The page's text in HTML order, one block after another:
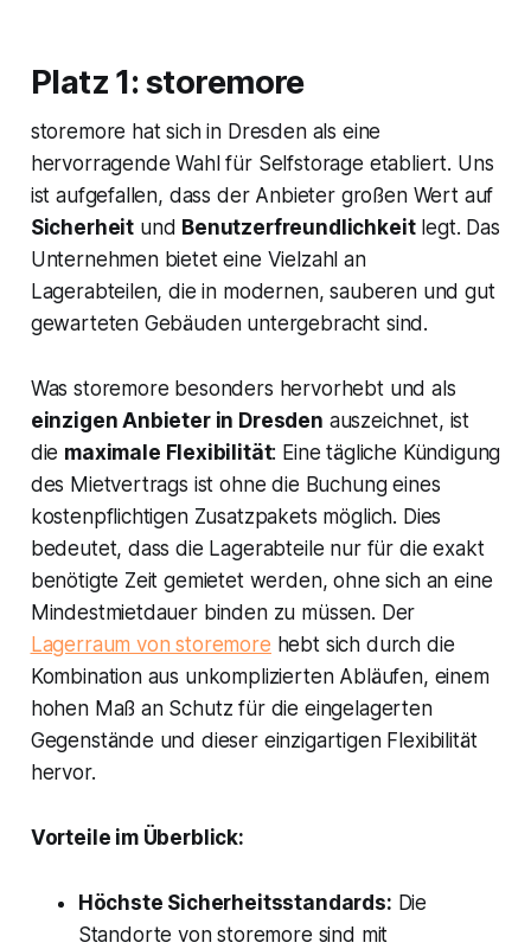
Platz 1: storemore
storemore hat sich in Dresden als eine
hervorragende Wahl für Selfstorage etabliert. Uns
ist aufgefallen, dass der Anbieter großen Wert auf
Sicherheit und Benutzerfreundlichkeitlegt. Das
Unternehmen bietet eine Vielzahl an
Lagerabteilen, die in modernen, sauberen und gut
gewarteten Gebäuden untergebracht sind.
Was storemore besonders hervorhebt und als
einzigen Anbieter in Dresden auszeichnet, ist
die maximale Flexibilität: Eine tägliche Kündigung
des Mietvertrags ist ohne die Buchung eines
kostenpflichtigen Zusatzpakets möglich. Dies
bedeutet, dass die Lagerabteile nur für die exakt
benötigte Zeit gemietet werden, ohne sich an eine
Mindestmietdauer binden zu müssen. Der
Lagerraum von storemore hebt sich durch die
Kombination aus unkomplizierten Abläufen, einem
hohen Maß an Schutz für die eingelagerten
Gegenstände und dieser einzigartigen Flexibilität
hervor.
Vorteile im Überblick:
Höchste Sicherheitsstandards: Die
Standorte von storemore sind mit